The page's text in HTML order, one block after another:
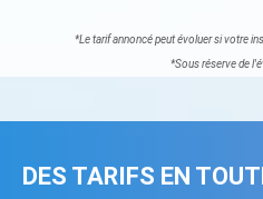
*Le tarif annoncé peut évoluer si votre
*Sous réserve de
DES TARIFS EN